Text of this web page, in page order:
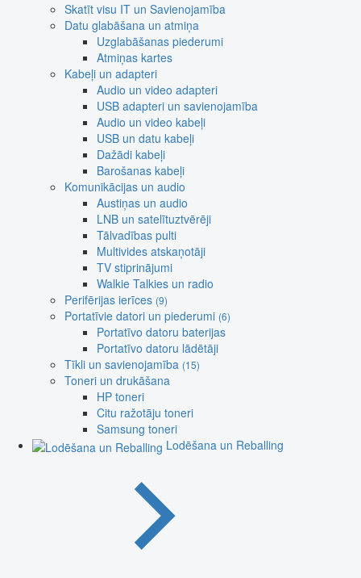
Skatīt visu IT un Savienojamība
Datu glabāšana un atmiņa
Uzglabāšanas piederumi
Atmiņas kartes
Kabeļi un adapteri
Audio un video adapteri
USB adapteri un savienojamība
Audio un video kabeļi
USB un datu kabeļi
Dažādi kabeļi
Barošanas kabeļi
Komunikācijas un audio
Austiņas un audio
LNB un satelītuztvērēji
Tālvadības pulti
Multivides atskaņotāji
TV stiprinājumi
Walkie Talkies un radio
Perifērijas ierīces (9)
Portatīvie datori un piederumi (6)
Portatīvo datoru baterijas
Portatīvo datoru lādētāji
Tīkli un savienojamība (15)
Toneri un drukāšana
HP toneri
Citu ražotāju toneri
Samsung toneri
Lodēšana un Reballing